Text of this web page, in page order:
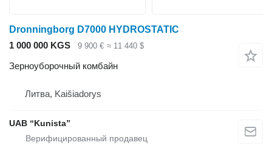
Dronningborg D7000 HYDROSTATIC
1 000 000 KGS
9 900 € ≈ 11 440 $
Зерноуборочный комбайн
Литва, Kaišiadorys
UAB “Kunista”